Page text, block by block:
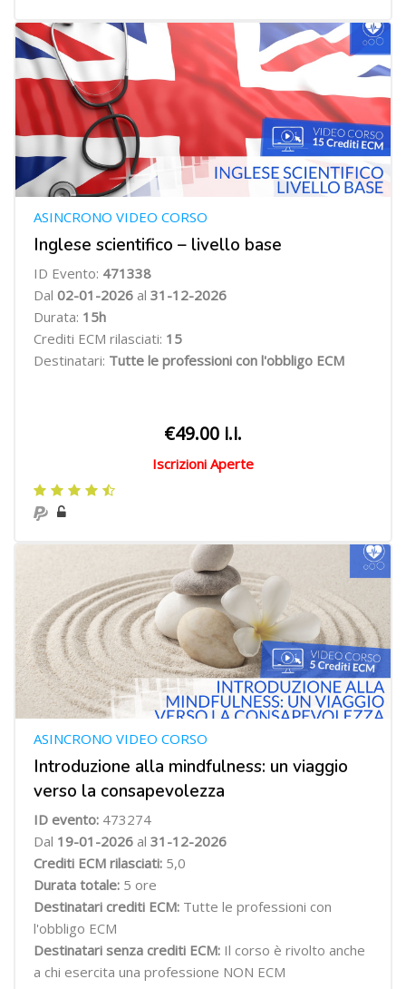
Inglese scientifico – livello base
ASINCRONO VIDEO CORSO
ID Evento: 471338
Dal 02-01-2026 al 31-12-2026
Durata: 15h
Crediti ECM rilasciati: 15
Destinatari: Tutte le professioni con l'obbligo ECM
€49.00 i.i.
Iscrizioni Aperte
Introduzione alla mindfulness: un viaggio
verso la consapevolezza
ASINCRONO VIDEO CORSO
ID evento: 473274
Dal 19-01-2026 al 31-12-2026
Crediti ECM rilasciati: 5,0
Durata totale: 5 ore
Destinatari crediti ECM: Tutte le professioni con
l'obbligo ECM
Destinatari senza crediti ECM: Il corso è rivolto anche
a chi esercita una professione NON ECM